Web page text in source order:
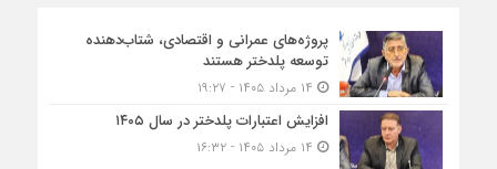
پروژه‌های عمرانی و اقتصادی، شتاب‌دهنده
توسعه پلدختر هستند
افزایش اعتبارات پلدختر در سال ۱۴۰۵